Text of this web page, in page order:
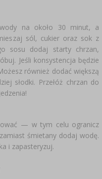
›
na około 30 minut, a
sól, cukier oraz sok z
sosu dodaj starty chrzan,
Jeśli konsystencja będzie
również dodać większą
słodki. Przełóż chrzan do
— w tym celu ogranicz
śmietany dodaj wodę.
i zapasteryzuj.